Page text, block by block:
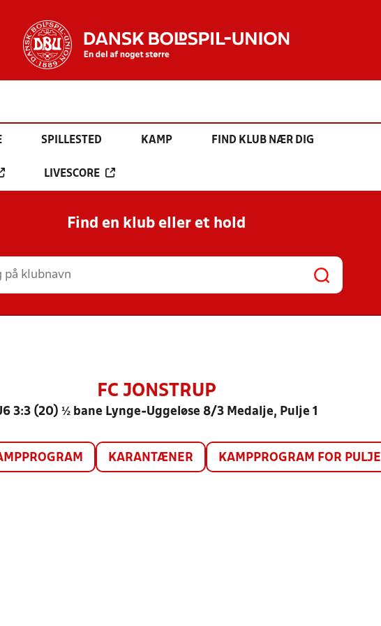
SPILLESTED KAMP FIND KLUB NÆR DIG
LIVESCORE
Find en klub eller et hold
FC JONSTRUP
3:3 (20) ½ bane Lynge-Uggeløse 8/3 Medalje, Pulje 1
KARANTÆNER KAMPPROGRAM FOR PULJE